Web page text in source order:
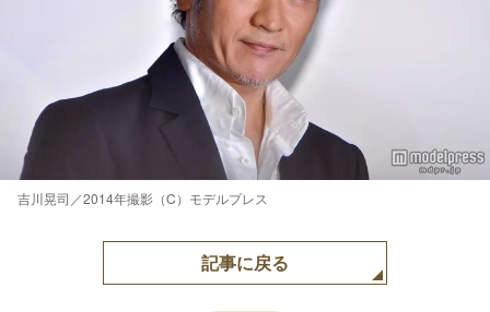
吉川晃司／2014年撮影（C）モデルプレス
記事に戻る